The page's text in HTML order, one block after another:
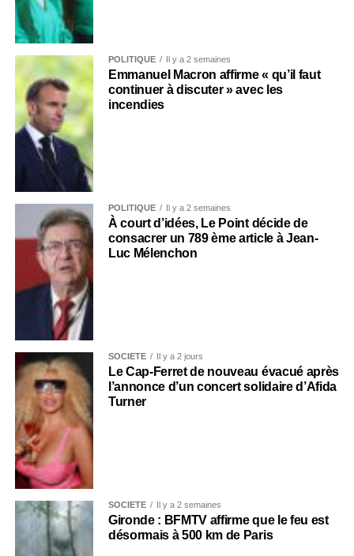
POLITIQUE Il y a 2 semaines
Emmanuel Macron affirme « qu’il faut
continuer à discuter » avec les
incendies
POLITIQUE Il y a 2 semaines
À court d’idées, Le Point décide de
consacrer un 789 ème article à Jean-
Luc Mélenchon
SOCIÉTÉ Il y a 2 jours
Le Cap-Ferret de nouveau évacué après
l’annonce d’un concert solidaire d’Afida
Turner
SOCIÉTÉ Il y a 2 semaines
Gironde : BFMTV affirme que le feu est
désormais à 500 km de Paris